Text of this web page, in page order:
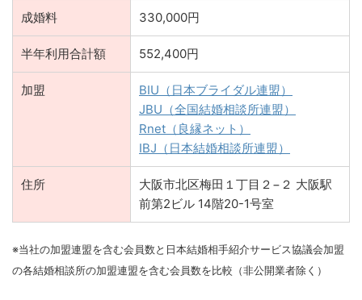
成婚料 330,000円
半年利用合計額 552,400円
加盟
BIU（日本ブライダル連盟）
JBU（全国結婚相談所連盟）
Rnet（良縁ネット）
IBJ（日本結婚相談所連盟）
住所
大阪市北区梅田１丁目２−２ 大阪駅
前第2ビル 14階20-1号室
※当社の加盟連盟を含む会員数と日本結婚相手紹介サービス協議会加盟
の各結婚相談所の加盟連盟を含む会員数を比較（非公開業者除く）